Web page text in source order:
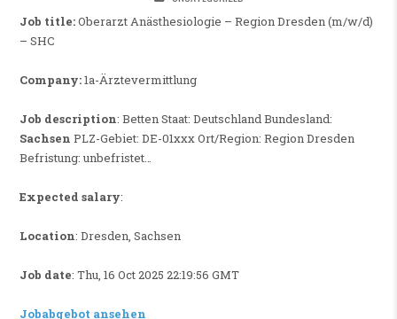
Job title:Oberarzt Anästhesiologie – Region Dresden (m/w/d)
– SHC
Company:1a-Ärztevermittlung
Job description: Betten Staat: Deutschland Bundesland:
Sachsen PLZ-Gebiet: DE-01xxx Ort/Region: Region Dresden
Befristung: unbefristet…
Expected salary:
Location: Dresden, Sachsen
Job date: Thu, 16 Oct 2025 22:19:56 GMT
Jobabgebot ansehen